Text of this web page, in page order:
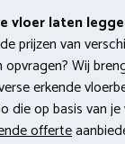
vloer laten
prijzen van
opvragen? Wij
erkende
die op basis van je
offerte